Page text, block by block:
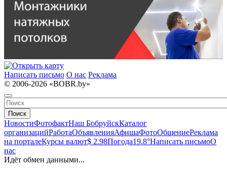
Написать письмо О нас Реклама
© 2006-2026 «BOBR.by»
Поиск
НовостиФотофактНаш БобруйскКаталог
организацийРаботаОбъявленияАфишаФотоОбщениеРеклама
на порталеКурсы валют$ 2.98Погода19.8°Написать письмоО
нас
Идёт обмен данными...